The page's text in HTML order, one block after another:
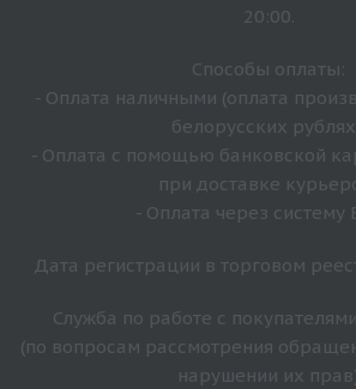
20:00.
Способы оплаты:
- Оплата наличными (оплата
белорусских
- Оплата с помощью банковской
при доставке
- Оплата через систему
Дата регистрации в торговом
Служба по работе с
(по вопросам рассмотрения
нарушении их